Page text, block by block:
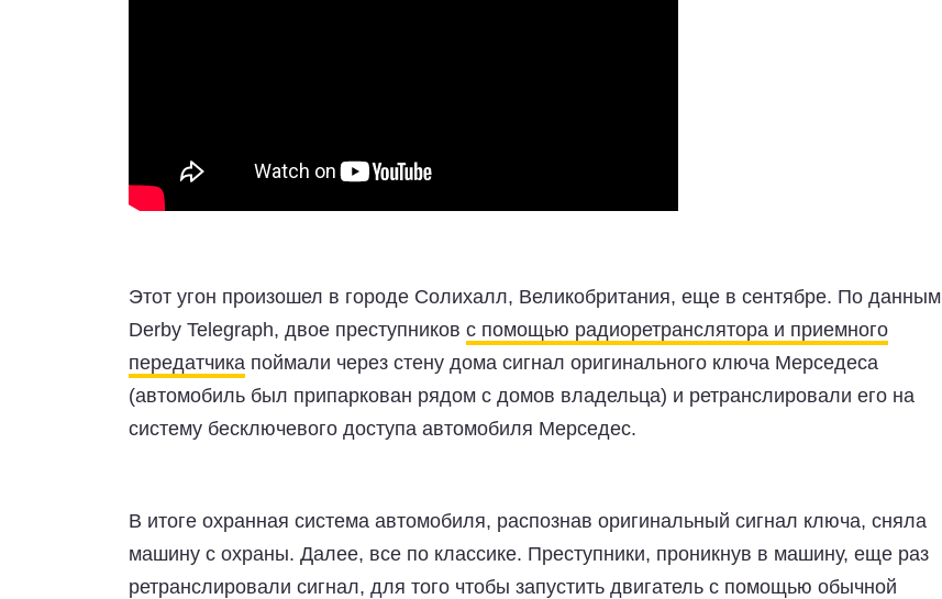
Этот угон произошел в городе Солихалл, Великобритания, еще в сентябре. По данным
Derby Telegraph, двое преступников с помощью радиоретранслятора и приемного
передатчика поймали через стену дома сигнал оригинального ключа Мерседеса
(автомобиль был припаркован рядом с домов владельца) и ретранслировали его на
систему бесключевого доступа автомобиля Мерседес.
В итоге охранная система автомобиля, распознав оригинальный сигнал ключа, сняла
машину с охраны. Далее, все по классике. Преступники, проникнув в машину, еще раз
ретранслировали сигнал, для того чтобы запустить двигатель с помощью обычной